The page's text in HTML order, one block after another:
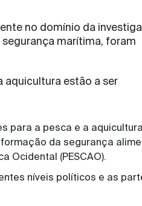
no domínio da
marítima, foram
aquicultura estão a ser
para a pesca e a
da segurança
Ocidental (PESCAO).
níveis políticos e as